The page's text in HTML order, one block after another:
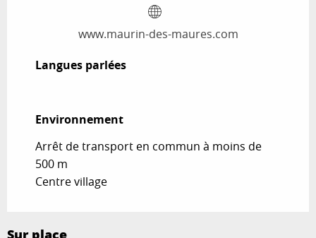
www.maurin-des-maures.com
Langues parlées
Langues parlées
Environnement
Environnement
Arrêt de transport en commun à moins de
500 m
Centre village